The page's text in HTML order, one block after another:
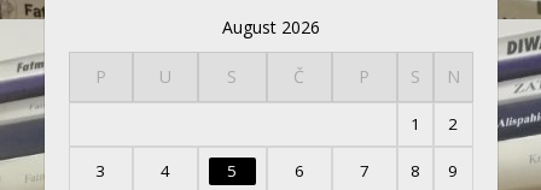
August 2026
P U S Č P S N
1 2
3 4 5 6 7 8 9